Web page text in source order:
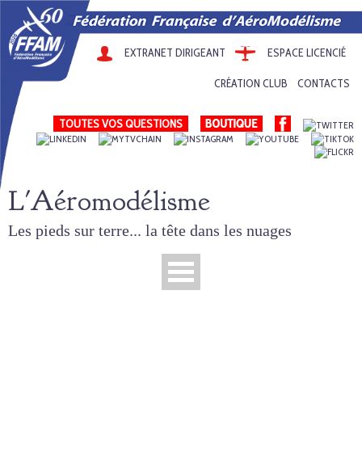
EXTRANET DIRIGEANT ESPACE LICENCIÉ
CRÉATION CLUB CONTACTS
TOUTES VOS QUESTIONS
L'Aéromodélisme
Les pieds sur terre... la tête dans les nuages